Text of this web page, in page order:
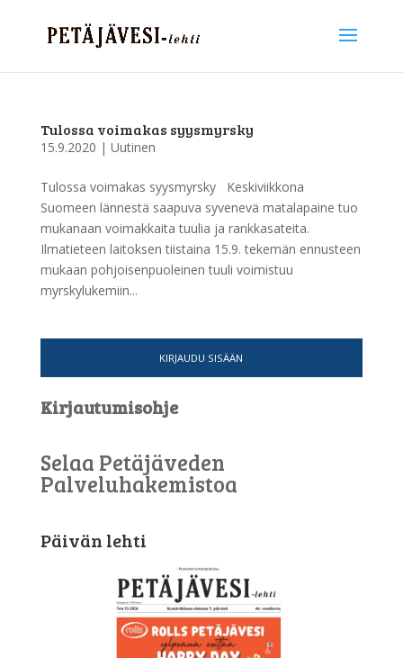
Tulossa voimakas syysmyrsky
15.9.2020 | Uutinen
Tulossa voimakas syysmyrsky Keskiviikkona
Suomeen lännestä saapuva syvenevä matalapaine tuo
mukanaan voimakkaita tuulia ja rankkasateita.
Ilmatieteen laitoksen tiistaina 15.9. tekemän ennusteen
mukaan pohjoisenpuoleinen tuuli voimistuu
myrskylukemiin...
KIRJAUDU SISÄÄN
Kirjautumisohje
Selaa Petäjäveden
Palveluhakemistoa
Päivän lehti